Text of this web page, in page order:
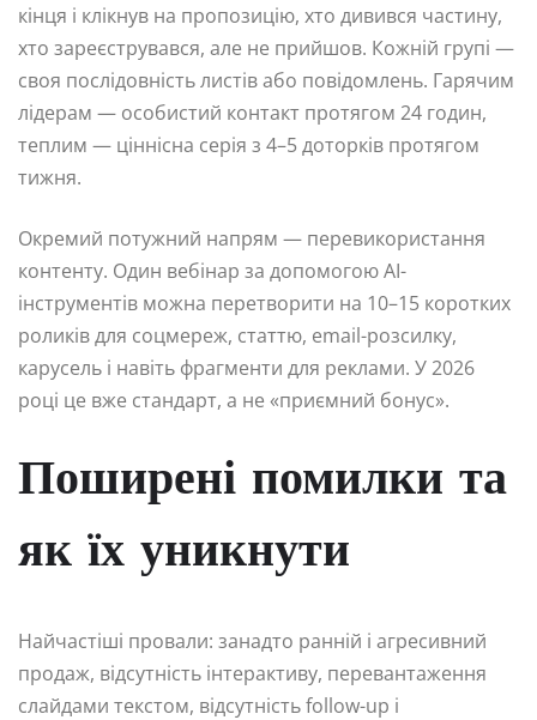
кінця і клікнув на пропозицію, хто дивився частину,
хто зареєструвався, але не прийшов. Кожній групі —
своя послідовність листів або повідомлень. Гарячим
лідерам — особистий контакт протягом 24 годин,
теплим — ціннісна серія з 4–5 доторків протягом
тижня.
Окремий потужний напрям — перевикористання
контенту. Один вебінар за допомогою AI-
інструментів можна перетворити на 10–15 коротких
роликів для соцмереж, статтю, email-розсилку,
карусель і навіть фрагменти для реклами. У 2026
році це вже стандарт, а не «приємний бонус».
Поширені помилки та
як їх уникнути
Найчастіші провали: занадто ранній і агресивний
продаж, відсутність інтерактиву, перевантаження
слайдами текстом, відсутність follow-up і